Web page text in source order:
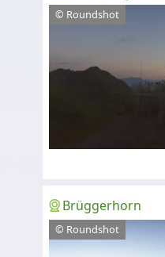
© Roundshot
Brüggerhorn
© Roundshot